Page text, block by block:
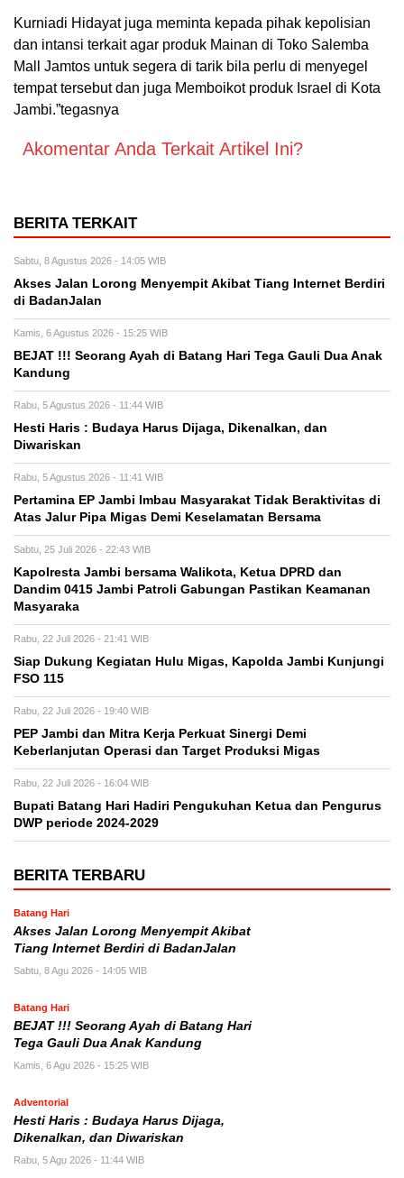
Kurniadi Hidayat juga meminta kepada pihak kepolisian
dan intansi terkait agar produk Mainan di Toko Salemba
Mall Jamtos untuk segera di tarik bila perlu di menyegel
tempat tersebut dan juga Memboikot produk Israel di Kota
Jambi.”tegasnya
Akomentar Anda Terkait Artikel Ini?
BERITA TERKAIT
Sabtu, 8 Agustus 2026 - 14:05 WIB
Akses Jalan Lorong Menyempit Akibat Tiang Internet Berdiri
di BadanJalan
Kamis, 6 Agustus 2026 - 15:25 WIB
BEJAT !!! Seorang Ayah di Batang Hari Tega Gauli Dua Anak
Kandung
Rabu, 5 Agustus 2026 - 11:44 WIB
Hesti Haris : Budaya Harus Dijaga, Dikenalkan, dan
Diwariskan
Rabu, 5 Agustus 2026 - 11:41 WIB
Pertamina EP Jambi Imbau Masyarakat Tidak Beraktivitas di
Atas Jalur Pipa Migas Demi Keselamatan Bersama
Sabtu, 25 Juli 2026 - 22:43 WIB
Kapolresta Jambi bersama Walikota, Ketua DPRD dan
Dandim 0415 Jambi Patroli Gabungan Pastikan Keamanan
Masyaraka
Rabu, 22 Juli 2026 - 21:41 WIB
Siap Dukung Kegiatan Hulu Migas, Kapolda Jambi Kunjungi
FSO 115
Rabu, 22 Juli 2026 - 19:40 WIB
PEP Jambi dan Mitra Kerja Perkuat Sinergi Demi
Keberlanjutan Operasi dan Target Produksi Migas
Rabu, 22 Juli 2026 - 16:04 WIB
Bupati Batang Hari Hadiri Pengukuhan Ketua dan Pengurus
DWP periode 2024-2029
BERITA TERBARU
Batang Hari
Akses Jalan Lorong Menyempit Akibat
Tiang Internet Berdiri di BadanJalan
Sabtu, 8 Agu 2026 - 14:05 WIB
Batang Hari
BEJAT !!! Seorang Ayah di Batang Hari
Tega Gauli Dua Anak Kandung
Kamis, 6 Agu 2026 - 15:25 WIB
Adventorial
Hesti Haris : Budaya Harus Dijaga,
Dikenalkan, dan Diwariskan
Rabu, 5 Agu 2026 - 11:44 WIB